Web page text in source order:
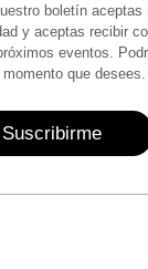
boletín aceptas
y aceptas recibir
eventos.
que desees.
Suscribirme